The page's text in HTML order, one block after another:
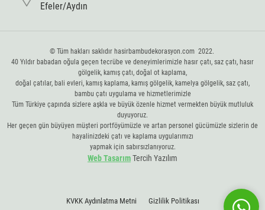
Efeler/Aydın
© Tüm hakları saklıdır hasirbambudekorasyon.com 2022.
40 Yıldır babadan oğula geçen tecrübe ve deneyimlerimizle hasır çatı, saz çatı, hasır
gölgelik, kamış çatı, doğal ot kaplama,
doğal çatılar, bali evleri, kamış kaplama, kamış gölgelik, kamelya gölgelik, saz çatı,
bambu çatı uygulama ve hizmetlerimizle
Tüm Türkiye çapında sizlere aşkla ve büyük özenle hizmet vermekten büyük mutluluk
duyuyoruz.
Her geçen gün büyüyen müşteri portföyümüzle ve artan personel gücümüzle sizlerin de
hayalinizdeki çatı ve kaplama uygularımızı
yapmak için sabırsızlanıyoruz.
Web TasarımTercih Yazılım
KVKK Aydınlatma Metni Gizlilik Politikası